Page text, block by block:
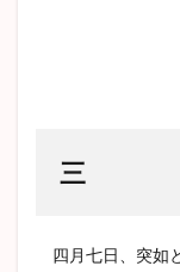
三
四月七日、突如